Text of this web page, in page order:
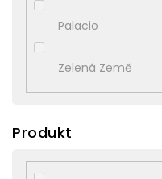
Palacio
Zelená Země
Produkt